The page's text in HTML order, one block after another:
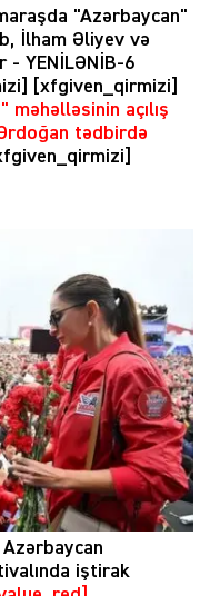
"Azərbaycan"
İlham Əliyev və
YENİLƏNİB-6
[xfgiven_qirmizi]
məhəlləsinin açılış
tədbirdə
iştirak